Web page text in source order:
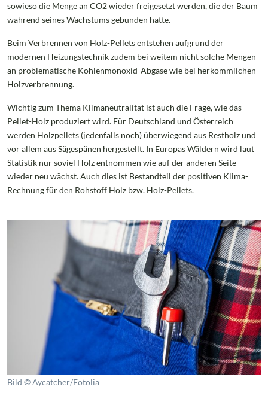
sowieso die Menge an CO2 wieder freigesetzt werden, die der Baum
während seines Wachstums gebunden hatte.
Beim Verbrennen von Holz-Pellets entstehen aufgrund der
modernen Heizungstechnik zudem bei weitem nicht solche Mengen
an problematische Kohlenmonoxid-Abgase wie bei herkömmlichen
Holzverbrennung.
Wichtig zum Thema Klimaneutralität ist auch die Frage, wie das
Pellet-Holz produziert wird. Für Deutschland und Österreich
werden Holzpellets (jedenfalls noch) überwiegend aus Restholz und
vor allem aus Sägespänen hergestellt. In Europas Wäldern wird laut
Statistik nur soviel Holz entnommen wie auf der anderen Seite
wieder neu wächst. Auch dies ist Bestandteil der positiven Klima-
Rechnung für den Rohstoff Holz bzw. Holz-Pellets.
Bild © Aycatcher/Fotolia